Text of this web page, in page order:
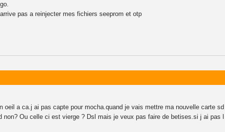
pas a reinjecter mes fichiers seeprom et otp
a ca.j ai pas capte pour mocha.quand je vais mettre ma nouvelle carte
Ou celle ci est vierge ? Dsl mais je veux pas faire de betises.si j ai pas